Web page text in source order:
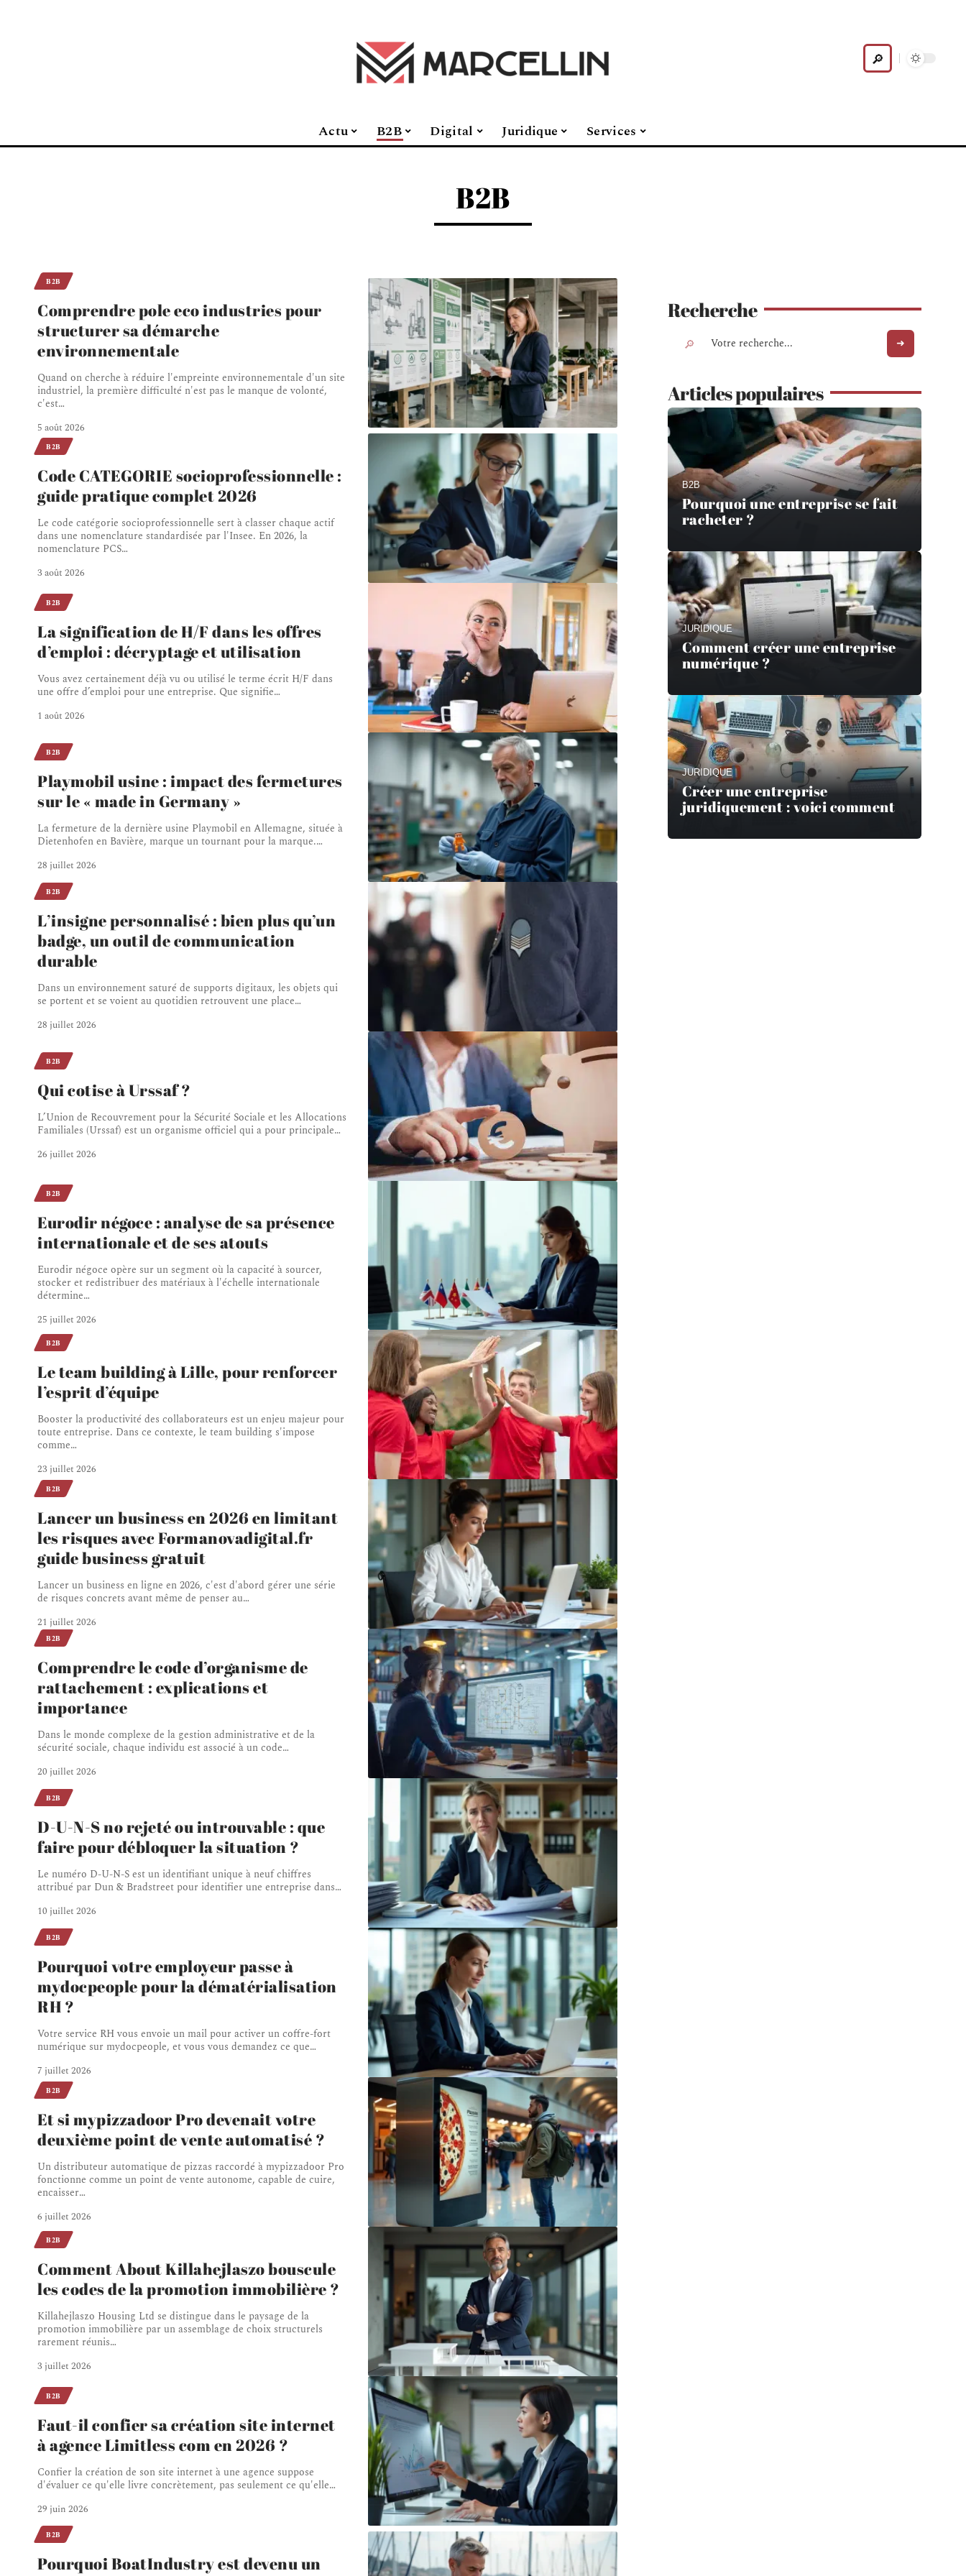
Actu B2B Digital Juridique Services
B2B
B2B
Comprendre pole eco industries pour
structurer sa démarche
environnementale
Quand on cherche à réduire l'empreinte environnementale d'un site
industriel, la première difficulté n'est pas le manque de volonté,
c'est…
5 août 2026
B2B
Code CATEGORIE socioprofessionnelle :
guide pratique complet 2026
Le code catégorie socioprofessionnelle sert à classer chaque actif
dans une nomenclature standardisée par l'Insee. En 2026, la
nomenclature PCS…
3 août 2026
B2B
La signification de H/F dans les offres
d’emploi : décryptage et utilisation
Vous avez certainement déjà vu ou utilisé le terme écrit H/F dans
une offre d’emploi pour une entreprise. Que signifie…
1 août 2026
B2B
Playmobil usine : impact des fermetures
sur le « made in Germany »
La fermeture de la dernière usine Playmobil en Allemagne, située à
Dietenhofen en Bavière, marque un tournant pour la marque.…
28 juillet 2026
B2B
L’insigne personnalisé : bien plus qu’un
badge, un outil de communication
durable
Dans un environnement saturé de supports digitaux, les objets qui
se portent et se voient au quotidien retrouvent une place…
28 juillet 2026
B2B
Qui cotise à Urssaf ?
L’Union de Recouvrement pour la Sécurité Sociale et les Allocations
Familiales (Urssaf) est un organisme officiel qui a pour principale…
26 juillet 2026
B2B
Eurodir négoce : analyse de sa présence
internationale et de ses atouts
Eurodir négoce opère sur un segment où la capacité à sourcer,
stocker et redistribuer des matériaux à l'échelle internationale
détermine…
25 juillet 2026
B2B
Le team building à Lille, pour renforcer
l’esprit d’équipe
Booster la productivité des collaborateurs est un enjeu majeur pour
toute entreprise. Dans ce contexte, le team building s'impose
comme…
23 juillet 2026
B2B
Lancer un business en 2026 en limitant
les risques avec Formanovadigital.fr
guide business gratuit
Lancer un business en ligne en 2026, c'est d'abord gérer une série
de risques concrets avant même de penser au…
21 juillet 2026
B2B
Comprendre le code d’organisme de
rattachement : explications et
importance
Dans le monde complexe de la gestion administrative et de la
sécurité sociale, chaque individu est associé à un code…
20 juillet 2026
B2B
D-U-N-S no rejeté ou introuvable : que
faire pour débloquer la situation ?
Le numéro D-U-N-S est un identifiant unique à neuf chiffres
attribué par Dun & Bradstreet pour identifier une entreprise dans…
10 juillet 2026
B2B
Pourquoi votre employeur passe à
mydocpeople pour la dématérialisation
RH ?
Votre service RH vous envoie un mail pour activer un coffre-fort
numérique sur mydocpeople, et vous vous demandez ce que…
7 juillet 2026
B2B
Et si mypizzadoor Pro devenait votre
deuxième point de vente automatisé ?
Un distributeur automatique de pizzas raccordé à mypizzadoor Pro
fonctionne comme un point de vente autonome, capable de cuire,
encaisser…
6 juillet 2026
B2B
Comment About Killahejlaszo bouscule
les codes de la promotion immobilière ?
Killahejlaszo Housing Ltd se distingue dans le paysage de la
promotion immobilière par un assemblage de choix structurels
rarement réunis…
3 juillet 2026
B2B
Faut-il confier sa création site internet
à agence Limitless com en 2026 ?
Confier la création de son site internet à une agence suppose
d'évaluer ce qu'elle livre concrètement, pas seulement ce qu'elle…
29 juin 2026
B2B
Pourquoi BoatIndustry est devenu un
Recherche
Articles populaires
B2B
Pourquoi une entreprise se fait
racheter ?
JURIDIQUE
Comment créer une entreprise
numérique ?
JURIDIQUE
Créer une entreprise
juridiquement : voici comment